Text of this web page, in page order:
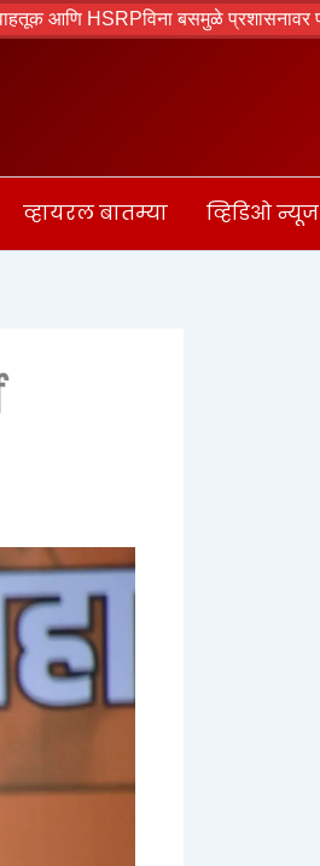
बसमुळे प्रशासनावर प्रश्नचिन्ह
व्हायरल बातम्या व्हिडिओ न्यूज